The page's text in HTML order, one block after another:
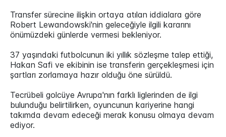
Transfer sürecine ilişkin ortaya atılan iddialara göre
Robert Lewandowski'nin geleceğiyle ilgili kararını
önümüzdeki günlerde vermesi bekleniyor.
37 yaşındaki futbolcunun iki yıllık sözleşme talep ettiği,
Hakan Safi ve ekibinin ise transferin gerçekleşmesi için
şartları zorlamaya hazır olduğu öne sürüldü.
Tecrübeli golcüye Avrupa'nın farklı liglerinden de ilgi
bulunduğu belirtilirken, oyuncunun kariyerine hangi
takımda devam edeceği merak konusu olmaya devam
ediyor.